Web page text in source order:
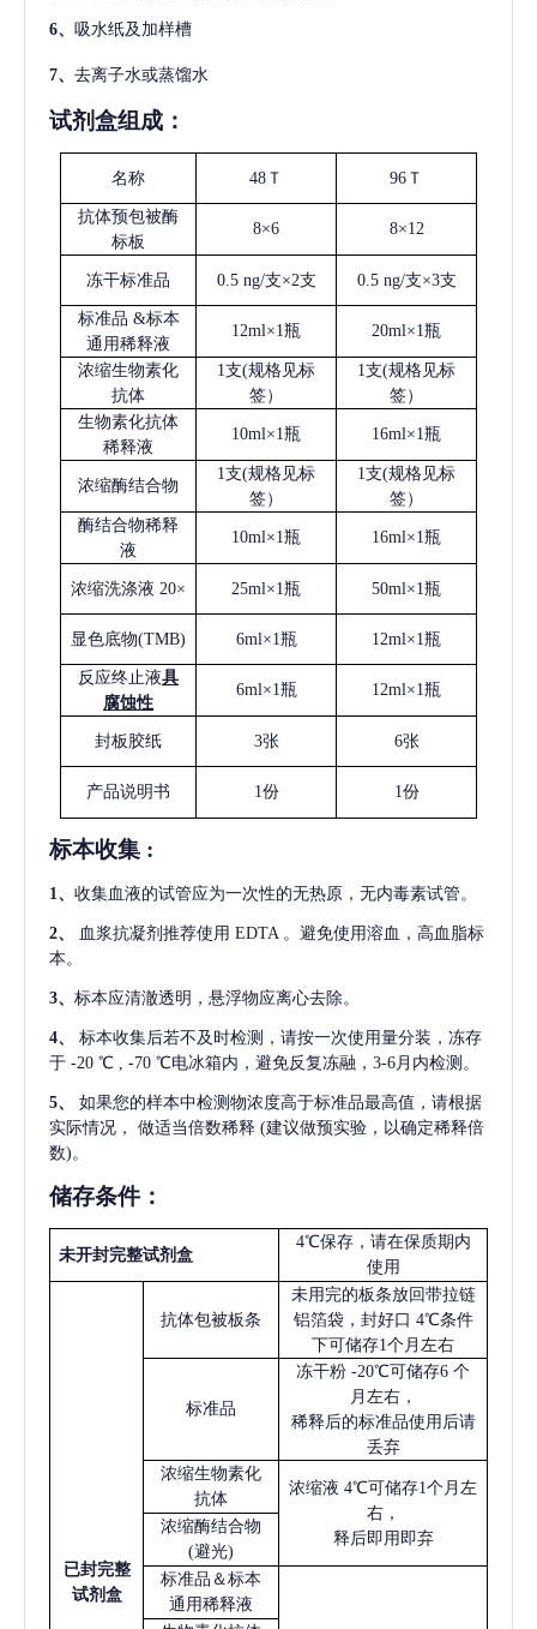
6、 吸水纸及加样槽
7、 去离子水或蒸馏水
试剂盒组成：
名称 48Ｔ 96Ｔ
抗体预包被酶
标板
8×6 8×12
冻干标准品 0.5 ng/支×2支 0.5 ng/支×3支
标准品 &标本
通用稀释液
12ml×1瓶 20ml×1瓶
浓缩生物素化
抗体
1支(规格见标
签）
1支(规格见标
签）
生物素化抗体
稀释液
10ml×1瓶 16ml×1瓶
浓缩酶结合物
1支(规格见标
签）
1支(规格见标
签）
酶结合物稀释
液
10ml×1瓶 16ml×1瓶
浓缩洗涤液 20× 25ml×1瓶 50ml×1瓶
显色底物(TMB) 6ml×1瓶 12ml×1瓶
反应终止液具
腐蚀性
6ml×1瓶 12ml×1瓶
封板胶纸 3张 6张
产品说明书 1份 1份
标本收集 :
1、 收集血液的试管应为一次性的无热原，无内毒素试管。
2、 血浆抗凝剂推荐使用 EDTA 。避免使用溶血，高血脂标
本。
3、 标本应清澈透明，悬浮物应离心去除。
4、
标本收集后若不及时检测，请按一次使用量分装，冻存
于 -20 ℃ , -70 ℃电冰箱内，避免反复冻融，3-6月内检测。
5、
如果您的样本中检测物浓度高于标准品最高值，请根据
实际情况，
做适当倍数稀释 (建议做预实验，以确定稀释倍
数)。
储存条件：
未开封完整试剂盒
4℃保存，请在保质期内
使用
已封完整
试剂盒
抗体包被板条
未用完的板条放回带拉链
铝箔袋，封好口 4℃条件
下可储存1个月左右
标准品
冻干粉 -20℃可储存6 个
月左右，
稀释后的标准品使用后请
丢弃
浓缩生物素化
抗体
浓缩液 4℃可储存1个月左
右，
释后即用即弃
浓缩酶结合物
(避光)
标准品＆标本
通用稀释液